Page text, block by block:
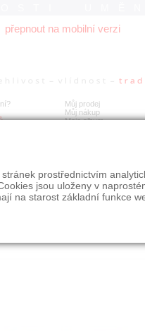
přepnout na mobilní verzi
Můj prodej
Můj nákup
Moje album
markazity a červenými
prostřednictvím
jsou uloženy v
na starost základní funkce